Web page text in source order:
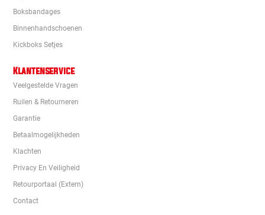
Boksbandages
Binnenhandschoenen
Kickboks Setjes
Klantenservice
Veelgestelde Vragen
Ruilen & Retourneren
Garantie
Betaalmogelijkheden
Klachten
Privacy En Veiligheid
Retourportaal (extern)
Contact